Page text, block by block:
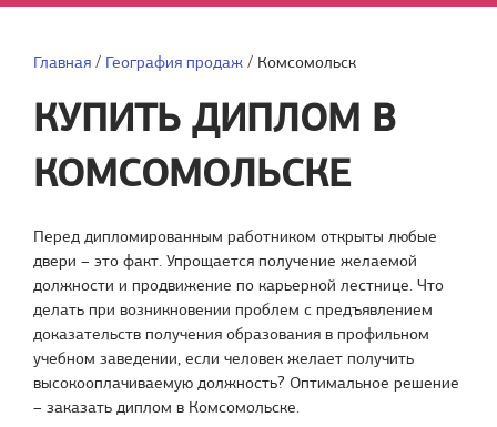
Главная / География продаж / Комсомольск
КУПИТЬ ДИПЛОМ В
КОМСОМОЛЬСКЕ
Перед дипломированным работником открыты любые
двери – это факт. Упрощается получение желаемой
должности и продвижение по карьерной лестнице. Что
делать при возникновении проблем с предъявлением
доказательств получения образования в профильном
учебном заведении, если человек желает получить
высокооплачиваемую должность? Оптимальное решение
– заказать диплом в Комсомольске.